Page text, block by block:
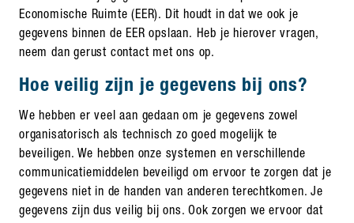
Economische Ruimte (EER). Dit houdt in dat we ook je
gegevens binnen de EER opslaan. Heb je hierover vragen,
neem dan gerust contact met ons op.
Hoe veilig zijn je gegevens bij ons?
We hebben er veel aan gedaan om je gegevens zowel
organisatorisch als technisch zo goed mogelijk te
beveiligen. We hebben onze systemen en verschillende
communicatiemiddelen beveiligd om ervoor te zorgen dat je
gegevens niet in de handen van anderen terechtkomen. Je
gegevens zijn dus veilig bij ons. Ook zorgen we ervoor dat